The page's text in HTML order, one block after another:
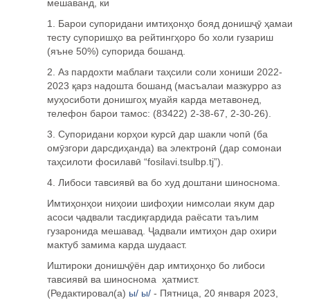
мешаванд, ки
1. Барои супоридани имтиҳонҳо бояд донишҷӯ ҳамаи
тесту супоришҳо ва рейтингҳоро бо холи гузариш
(яъне 50%) супорида бошанд.
2. Аз пардохти маблағи таҳсили соли хониши 2022-
2023 қарз надошта бошанд (масъалаи мазкурро аз
муҳосиботи донишгоҳ муайя карда метавонед,
телефон барои тамос: (83422) 2-38-67, 2-30-26).
3. Супоридани корҳои курсӣ дар шакли чопӣ (ба
омӯзгори дарсдиҳанда) ва электронӣ (дар сомонаи
таҳсилоти фосилавӣ “fosilavi.tsulbp.tj”).
4. Либоси тавсиявӣ ва бо худ доштани шиноснома.
Имтиҳонҳои ниҳоии шифоҳии нимсолаи якум дар
асоси ҷадвали тасдиқгардида раёсати таълим
гузаронида мешавад. Ҷадвали имтиҳон дар охири
мактуб замима карда шудааст.
Иштироки донишҷӯён дар имтиҳонҳо бо либоси
тавсиявӣ ва шиноснома ҳатмист.
(Редактировал(а) ы/ ы/ - Пятница, 20 января 2023,